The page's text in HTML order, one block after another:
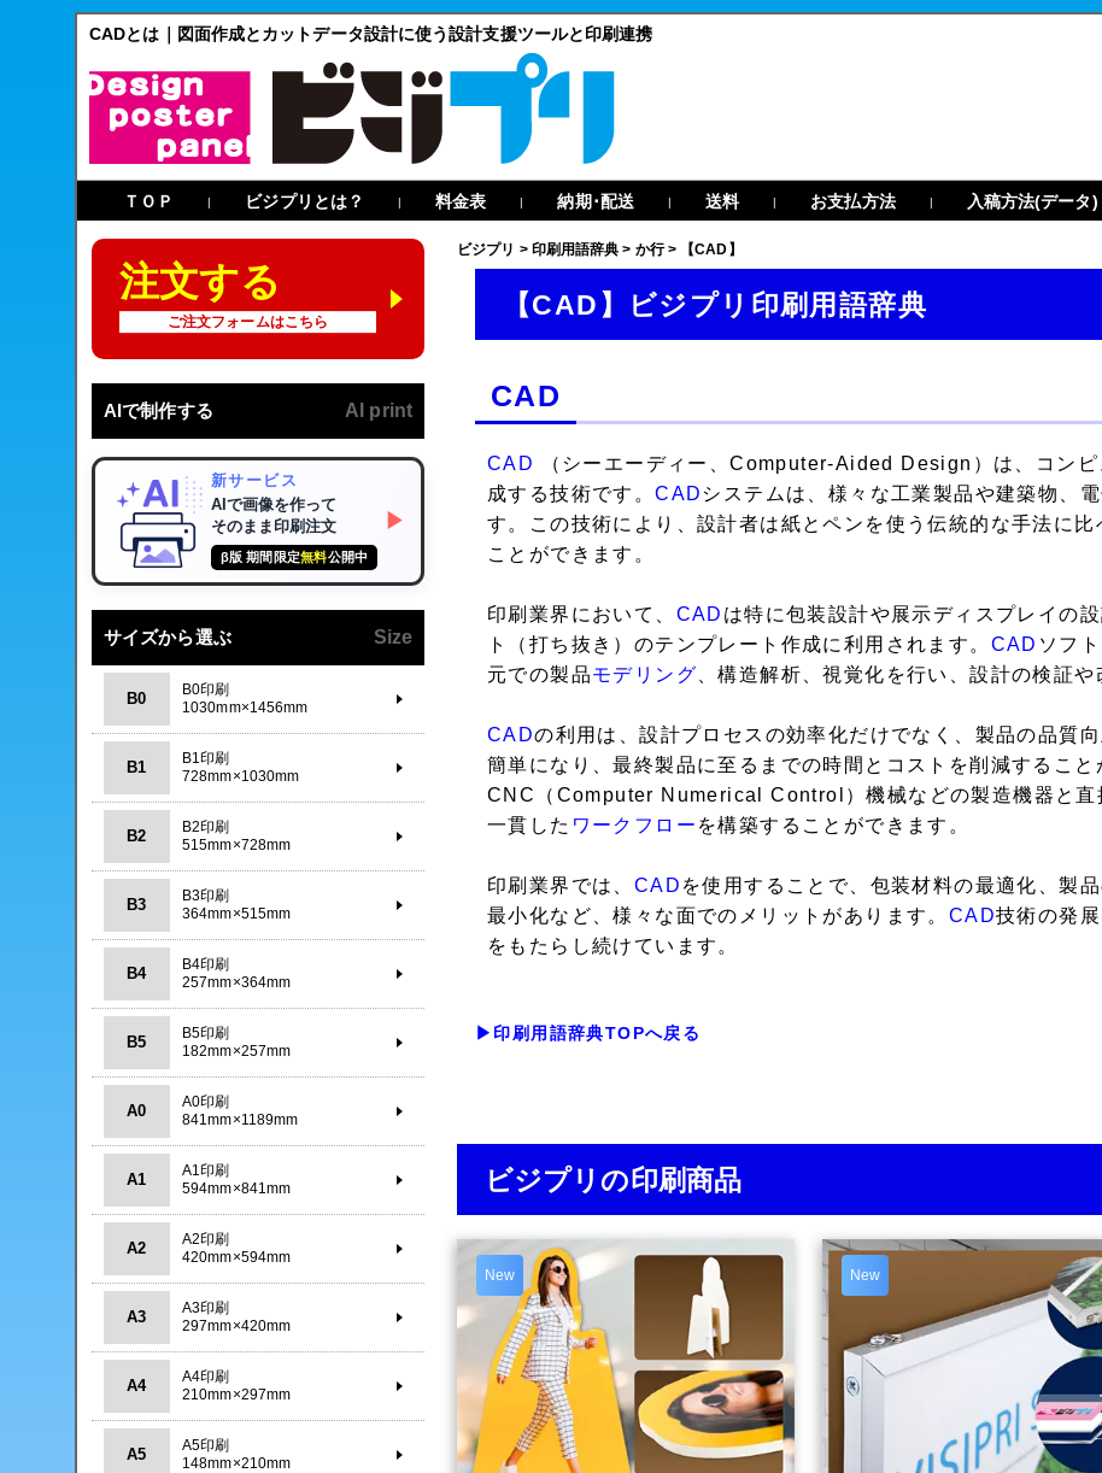
CADとは｜図面作成とカットデータ設計に使う設計支援ツールと印刷連携
ＴＯＰ | ビジプリとは？ | 料金表 | 納期･配送 | 送料 | お支払方法 | 入稿方法(データ)
ビジプリ > 印刷用語辞典 > か行> 【CAD】
【CAD】ビジプリ印刷用語辞典
CAD
CAD
（シーエーディー、Computer-Aided Design）は、コン
成する技術です。CAD システムは、様々な工業製品や建築物、
す。この技術により、設計者は紙とペンを使う伝統的な手法に
ことができます。
印刷業界において、 CAD は特に包装設計や展示ディスプレイの
ト（打ち抜き）のテンプレート作成に利用されます。 CAD ソフ
元での製品モデリング 、構造解析、視覚化を行い、設計の検証
CADの利用は、設計プロセスの効率化だけでなく、製品の品質
簡単になり、最終製品に至るまでの時間とコストを削減するこ
CNC（Computer Numerical Control）機械などの製造機器と直
一貫した ワークフロー を構築することができます。
印刷業界では、 CAD を使用することで、包装材料の最適化、製
最小化など、様々な面でのメリットがあります。 CAD技術の発
をもたらし続けています。
▶印刷用語辞典TOPへ戻る
ビジプリの印刷商品
New New
注文する
ご注文フォームはこちら
AIで制作する AI print
新サービス
AIで画像を作って
そのまま印刷注文
β版 期間限定無料公開中
▶
サイズから選ぶ Size
B0
B0印刷
1030mm×1456mm
B1
B1印刷
728mm×1030mm
B2
B2印刷
515mm×728mm
B3
B3印刷
364mm×515mm
B4
B4印刷
257mm×364mm
B5
B5印刷
182mm×257mm
A0
A0印刷
841mm×1189mm
A1
A1印刷
594mm×841mm
A2
A2印刷
420mm×594mm
A3
A3印刷
297mm×420mm
A4
A4印刷
210mm×297mm
A5
A5印刷
148mm×210mm